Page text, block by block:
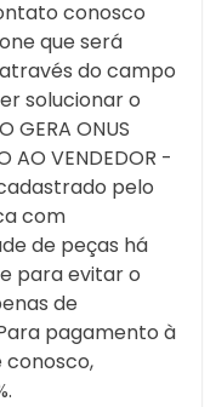
conosco
que será
do campo
solucionar o
GERA ONUS
AO VENDEDOR -
pelo
com
de peças há
para evitar o
de
pagamento à